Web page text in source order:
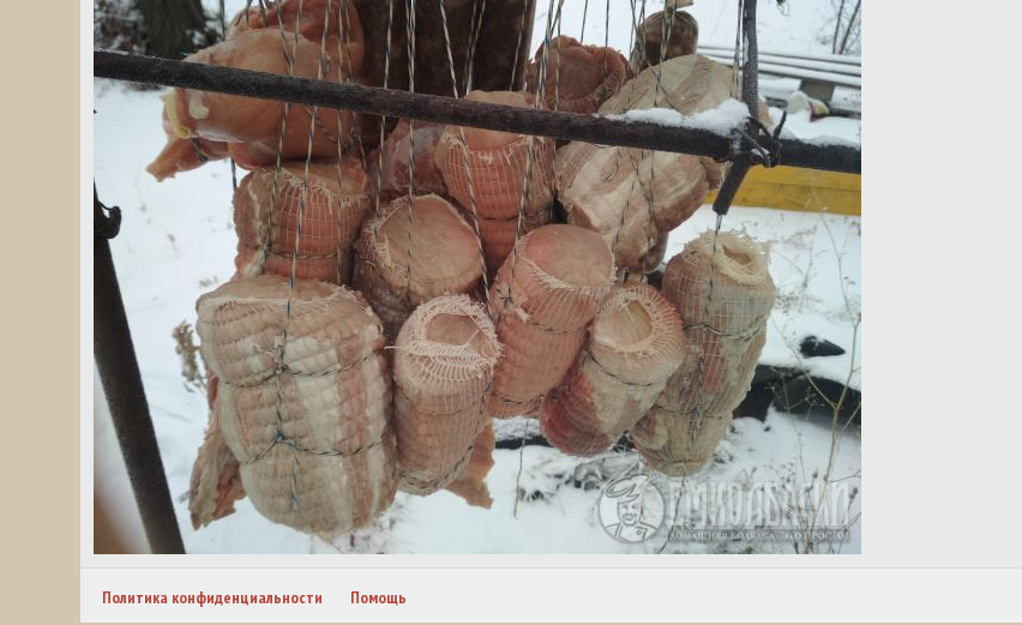
Политика конфиденциальности Помощь